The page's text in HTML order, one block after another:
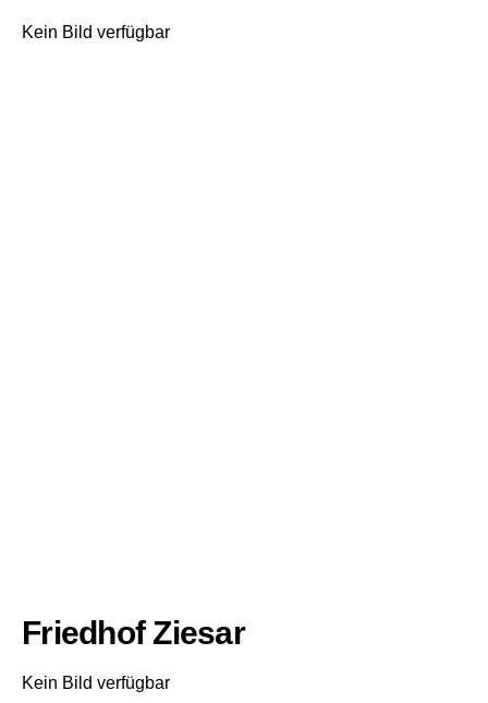
Kein Bild verfügbar
Friedhof Ziesar
Kein Bild verfügbar